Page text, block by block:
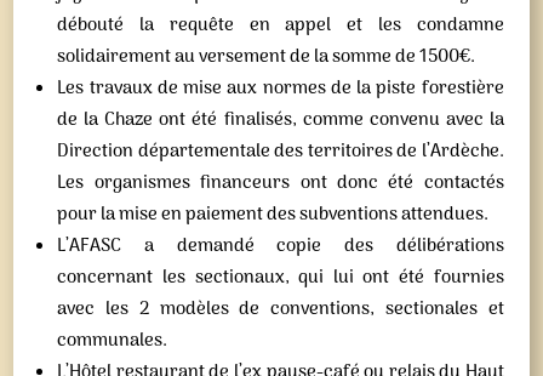
débouté la requête en appel et les condamne
solidairement au versement de la somme de 1500€.
Les travaux de mise aux normes de la piste forestière
de la Chaze ont été finalisés, comme convenu avec la
Direction départementale des territoires de l’Ardèche.
Les organismes financeurs ont donc été contactés
pour la mise en paiement des subventions attendues.
L’AFASC a demandé copie des délibérations
concernant les sectionaux, qui lui ont été fournies
avec les 2 modèles de conventions, sectionales et
communales.